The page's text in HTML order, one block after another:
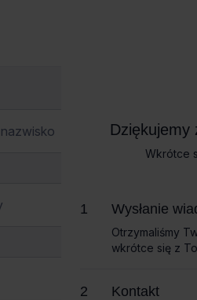
I
Dziękujemy
Wkrótce
Wysłanie
Otrzymaliśmy
wkrótce się z
Kontakt
Dziękujemy
Wkrótce
Wysłanie
Otrzymaliśmy
wkrótce się z
Kontakt